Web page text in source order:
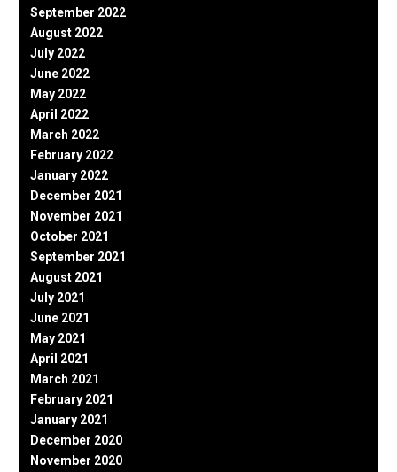
September 2022
August 2022
July 2022
June 2022
May 2022
April 2022
March 2022
February 2022
January 2022
December 2021
November 2021
October 2021
September 2021
August 2021
July 2021
June 2021
May 2021
April 2021
March 2021
February 2021
January 2021
December 2020
November 2020